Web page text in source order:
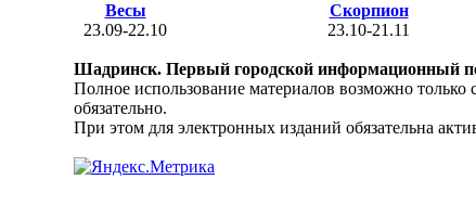
Весы
23.09-22.10
Скорпион
23.10-21.11
Шадринск. Первый городской информационный
Полное использование материалов возможно
обязательно.
При этом для электронных изданий обязательна